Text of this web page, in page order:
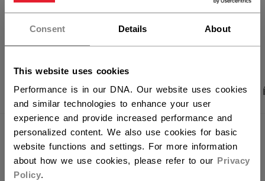
Consent Details About
This website uses cookies
Performance is in our DNA. Our website uses cookies
and similar technologies to enhance your user
experience and provide increased performance and
personalized content. We also use cookies for basic
website functions and settings. For more information
about how we use cookies, please refer to our Privacy
Policy.
Vous souhaitez expédier des
produits aux États-Unis ?
OUVRIR LES
PHOTOS DU PRODUIT CARACTÉRISTIQUES
CARACTÉRISTIQUES
IDENTIFICATION
STGRP26-NA